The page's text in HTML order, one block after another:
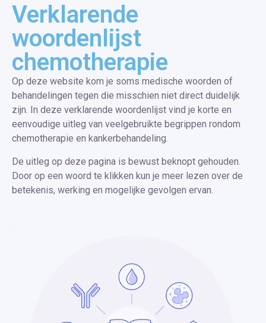
Verklarende
woordenlijst
chemotherapie
Op deze website kom je soms medische woorden of
behandelingen tegen die misschien niet direct duidelijk
zijn. In deze verklarende woordenlijst vind je korte en
eenvoudige uitleg van veelgebruikte begrippen rondom
chemotherapie en kankerbehandeling.
De uitleg op deze pagina is bewust beknopt gehouden.
Door op een woord te klikken kun je meer lezen over de
betekenis, werking en mogelijke gevolgen ervan.